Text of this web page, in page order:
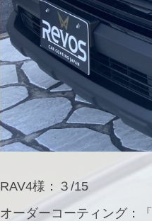
RAV4様：３/15
オーダーコーティング：